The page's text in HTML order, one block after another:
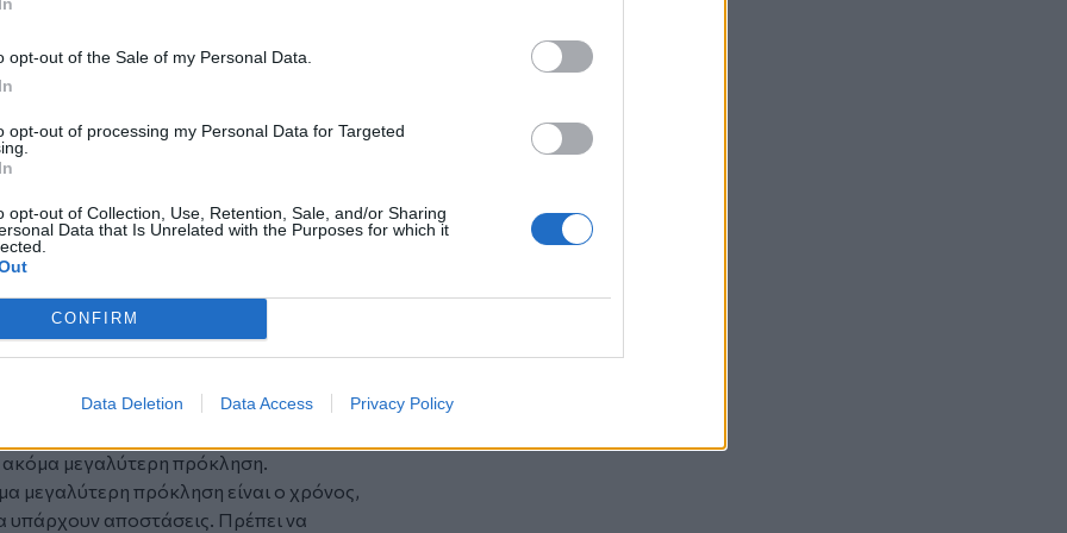
opt-out of the Sale of my Personal Data.
opt-out of processing my Personal Data for Targeted
opt-out of Collection, Use, Retention, Sale, and/or Sharing
Data that Is Unrelated with the Purposes for which it
CONFIRM
Data Deletion Data Access Privacy Policy
επενδύσεις €2,8 δισ. για
επενδύσεις €9 δισ.
δικτύων (+16% σε ετήσια βάση)
130% συγκριτικά με την τριετία 2021-
ταμειακές ροές του
έχει ήδη εξασφαλισθεί.
τον Ψηφιακό Μετασχηματισμό στη
περιθώριο του 1ου ΜΙΤ EmTech
πρόκληση που αντιμετωπίζει η
μετασχηματισμό, όσο και τη
μετάβαση που επιχειρείται στην
είναι "από μόνη της" η
καθώς συμβαίνει όχι μόνο
να προσαρμοστεί σε αυτό", τόνισε
ακόμα μεγαλύτερη πρόκληση.
μεγαλύτερη πρόκληση είναι ο χρόνος,
υπάρχουν αποστάσεις. Πρέπει να